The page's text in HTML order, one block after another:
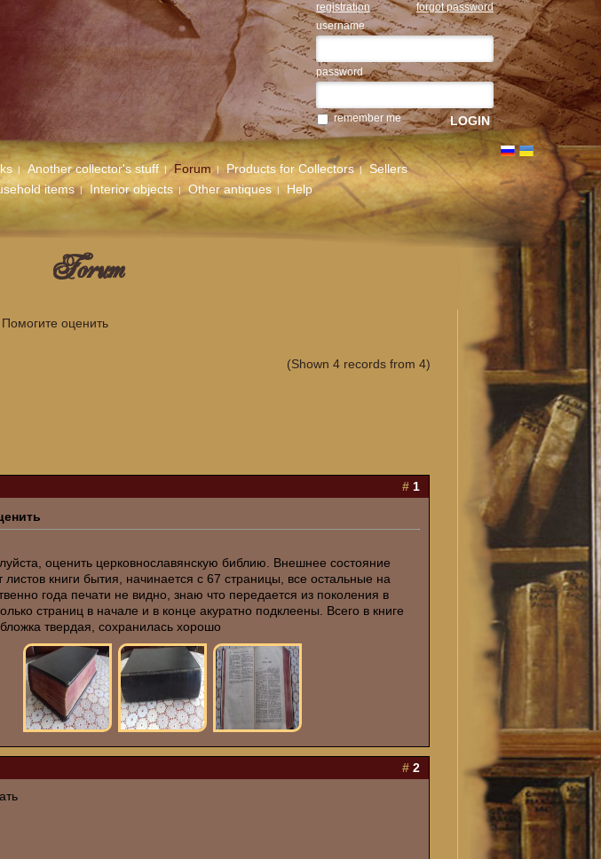
registration
forgot password
username
password
remember me
Another collector's stuff Forum Products for Collectors
Sellers
items
Interior objects Other antiques Help
Forum
оценить
(Shown 4 records from 4)
# 1
оценить церковнославянскую библию. Внешнее состояние
книги бытия, начинается с 67 страницы, все остальные на
года печати не видно, знаю что передается из поколения в
страниц в начале и в конце акуратно подклеены. Всего в книге
твердая, сохранилась хорошо
# 2